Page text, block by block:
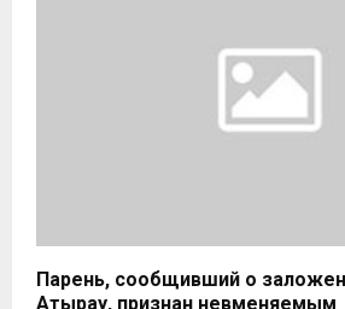
Парень, сообщивший о
Атырау, признан невменяемым